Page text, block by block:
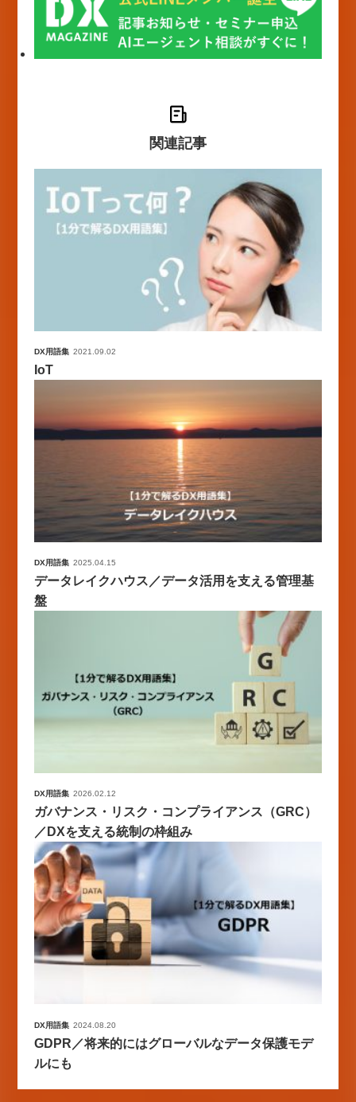
関連記事
DX用語集 2021.09.02
IoT
DX用語集 2025.04.15
データレイクハウス／データ活用を支える管理基
盤
DX用語集 2026.02.12
ガバナンス・リスク・コンプライアンス（GRC）
／DXを支える統制の枠組み
DX用語集 2024.08.20
GDPR／将来的にはグローバルなデータ保護モデ
ルにも